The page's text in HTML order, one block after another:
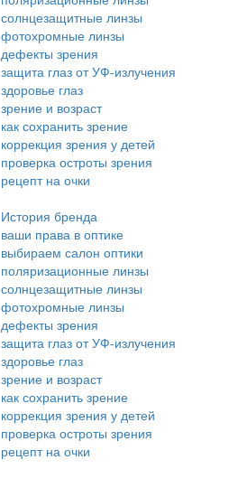
солнцезащитные линзы
фотохромные линзы
дефекты зрения
защита глаз от УФ-излучения
здоровье глаз
зрение и возраст
как сохранить зрение
коррекция зрения у детей
проверка остроты зрения
рецепт на очки
История бренда
ваши права в оптике
выбираем салон оптики
поляризационные линзы
солнцезащитные линзы
фотохромные линзы
дефекты зрения
защита глаз от УФ-излучения
здоровье глаз
зрение и возраст
как сохранить зрение
коррекция зрения у детей
проверка остроты зрения
рецепт на очки